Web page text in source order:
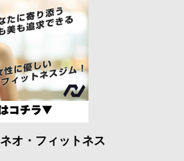
ネオ・フィットネス